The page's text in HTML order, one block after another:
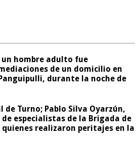
un hombre adulto fue
de un domicilio en
durante la noche de
de Turno; Pablo Silva Oyarzún,
especialistas de la Brigada de
quienes realizaron peritajes en la